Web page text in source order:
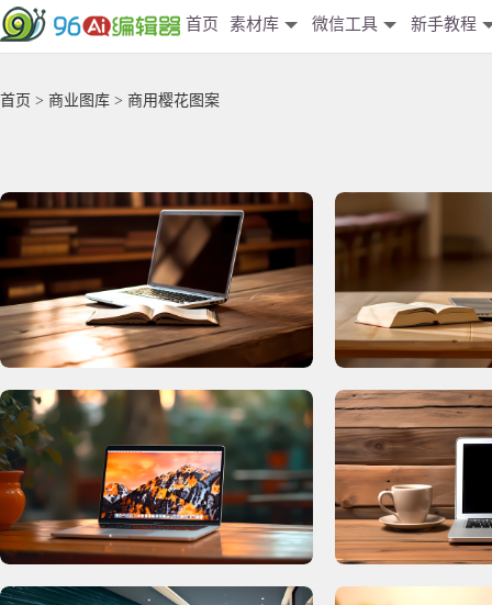
首页 素材库 微信工具 新手教程
首页 > 商业图库 > 商用樱花图案